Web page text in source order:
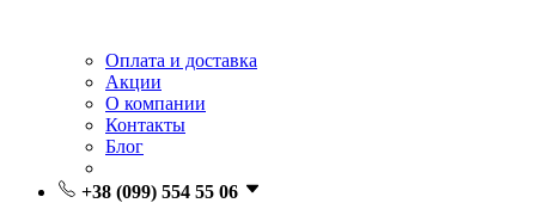
Оплата и доставка
Акции
О компании
Контакты
Блог
+38 (099) 554 55 06